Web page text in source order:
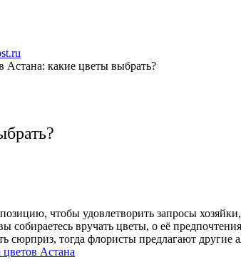
Астана: какие цветы выбрать?
чтобы удовлетворить запросы
вручать цветы, о её
сюрприз, тогда флористы предлагают
цветов Астана